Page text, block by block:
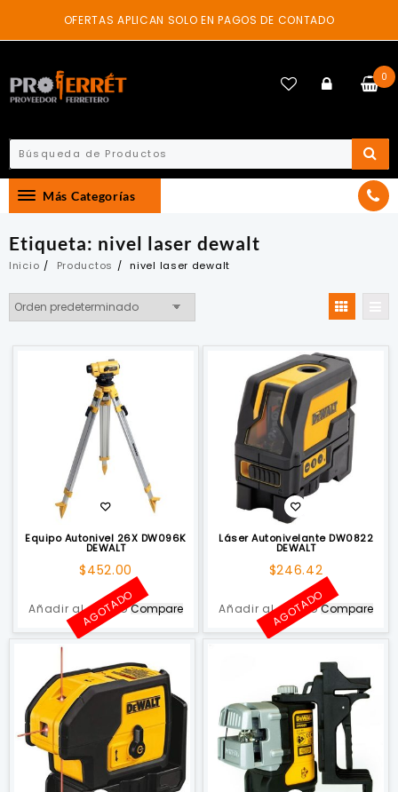
content
OFERTAS APLICAN SOLO EN PAGOS DE CONTADO
0
Más Categorías
Etiqueta: nivel laser dewalt
Inicio Productos nivel laser dewalt
Equipo Autonivel 26X DW096K
DEWALT
$452.00
Añadir al carrito
AGOTADOCompare
Láser Autonivelante DW0822
DEWALT
$246.42
Añadir al carrito
AGOTADOCompare